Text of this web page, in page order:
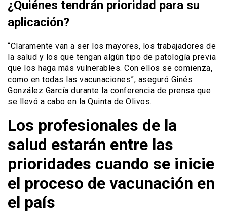
¿Quiénes tendrán prioridad para su
aplicación?
“Claramente van a ser los mayores, los trabajadores de
la salud y los que tengan algún tipo de patología previa
que los haga más vulnerables. Con ellos se comienza,
como en todas las vacunaciones”, aseguró Ginés
González García durante la conferencia de prensa que
se llevó a cabo en la Quinta de Olivos.
Los profesionales de la
salud estarán entre las
prioridades cuando se inicie
el proceso de vacunación en
el país